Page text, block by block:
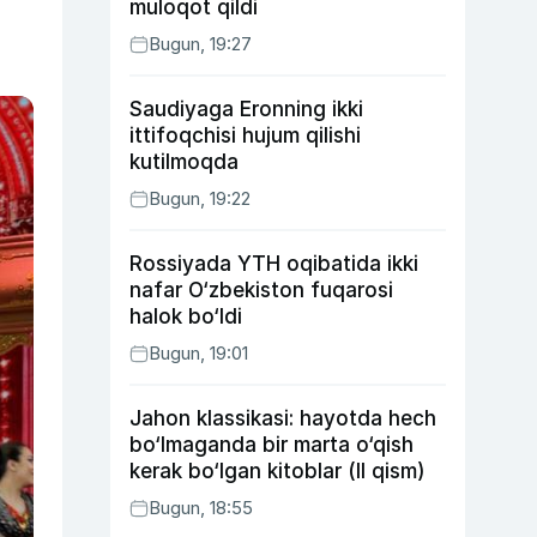
muloqot qildi
Bugun, 19:27
Saudiyaga Eronning ikki
ittifoqchisi hujum qilishi
kutilmoqda
Bugun, 19:22
Rossiyada YTH oqibatida ikki
nafar O‘zbekiston fuqarosi
halok bo‘ldi
Bugun, 19:01
Jahon klassikasi: hayotda hech
bo‘lmaganda bir marta o‘qish
kerak bo‘lgan kitoblar (II qism)
Bugun, 18:55